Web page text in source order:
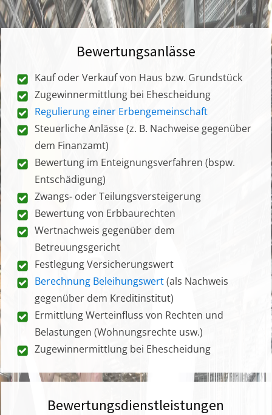
Bewertungsanlässe
Kauf oder Verkauf von Haus bzw. Grundstück
Zugewinnermittlung bei Ehescheidung
Regulierung einer Erbengemeinschaft
Steuerliche Anlässe (z. B. Nachweise gegenüber
dem Finanzamt)
Bewertung im Enteignungsverfahren (bspw.
Entschädigung)
Zwangs- oder Teilungsversteigerung
Bewertung von Erbbaurechten
Wertnachweis gegenüber dem
Betreuungsgericht
Festlegung Versicherungswert
Berechnung Beleihungswert(als Nachweis
gegenüber dem Kreditinstitut)
Ermittlung Werteinfluss von Rechten und
Belastungen (Wohnungsrechte usw.)
Zugewinnermittlung bei Ehescheidung
Bewertungsdienstleistungen